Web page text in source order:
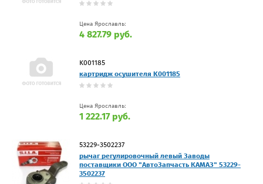
Цена Ярославль:
4 827.79 руб.
K001185
картридж осушителя K001185
Цена Ярославль:
1 222.17 руб.
53229-3502237
рычаг регулировочный левый Заводы
поставщики ООО "АвтоЗапчасть КАМАЗ" 53229-
3502237